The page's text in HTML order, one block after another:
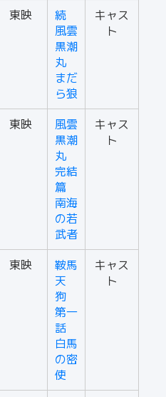
東映
続
風雲
黒潮
丸
まだ
ら狼
キャス
ト
東映
風雲
黒潮
丸
完結
篇
南海
の若
武者
キャス
ト
東映
鞍馬
天
狗
第一
話
白馬
の密
使
キャス
ト